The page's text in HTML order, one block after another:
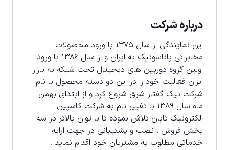
درباره شركت
این نمایندگی از سال ۱۳۷۵ با ورود محصولات
مخابراتی پاناسونیک به ايران و از سال ۱۳۸۶ با ورود
اولین گروه دوربین های دیجیتال تحت شبکه به بازار
ایران فعالیت خود را در این دو دسته محصول با نام
شرکت نیک گفتار شرق شروع کرد و از ابتدای بهمن
ماه سال ۱۳۸۹ با تغییر نام به شرکت کاسپین
الکترونیک تابان تلاش نموده تا با توان بالاتر در سه
بخش فروش ، نصب و پشتیبانی در جهت ارایه
خدماتی مطلوب به مشتریان خود اقدام نمايد .